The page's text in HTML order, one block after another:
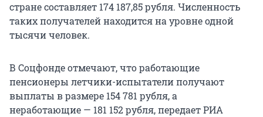
стране составляет 174 187,85 рубля. Численность
таких получателей находится на уровне одной
тысячи человек.
В Соцфонде отмечают, что работающие
пенсионеры летчики-испытатели получают
выплаты в размере 154 781 рубля, а
неработающие — 181 152 рубля, передает РИА